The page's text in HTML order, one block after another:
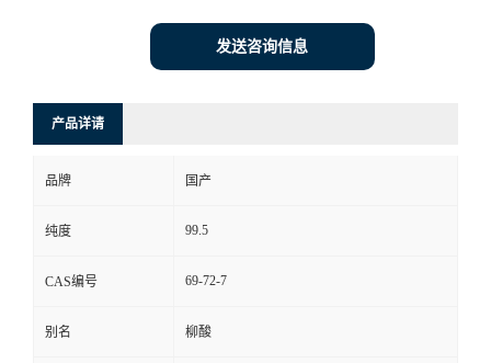
发送咨询信息
产品详请
品牌 国产
纯度 99.5
CAS编号 69-72-7
别名 柳酸